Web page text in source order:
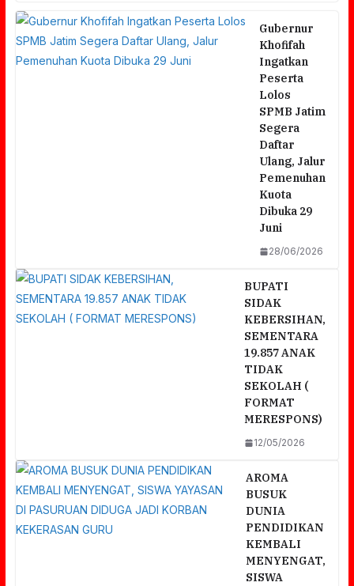
Gubernur
Khofifah
Ingatkan
Peserta
Lolos
SPMB Jatim
Segera
Daftar
Ulang, Jalur
Pemenuhan
Kuota
Dibuka 29
Juni
28/06/2026
BUPATI
SIDAK
KEBERSIHAN,
SEMENTARA
19.857 ANAK
TIDAK
SEKOLAH (
FORMAT
MERESPONS)
12/05/2026
AROMA
BUSUK
DUNIA
PENDIDIKAN
KEMBALI
MENYENGAT,
SISWA